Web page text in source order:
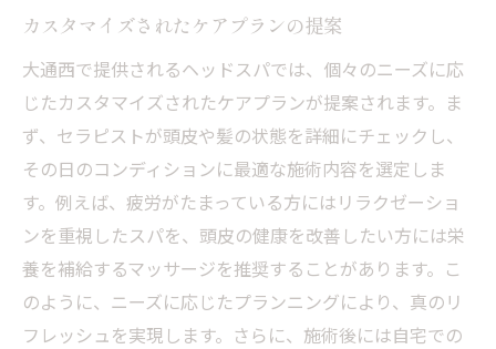
カスタマイズされたケアプランの提案
大通西で提供されるヘッドスパでは、個々のニーズに応
じたカスタマイズされたケアプランが提案されます。ま
ず、セラピストが頭皮や髪の状態を詳細にチェックし、
その日のコンディションに最適な施術内容を選定しま
す。例えば、疲労がたまっている方にはリラクゼーショ
ンを重視したスパを、頭皮の健康を改善したい方には栄
養を補給するマッサージを推奨することがあります。こ
のように、ニーズに応じたプランニングにより、真のリ
フレッシュを実現します。さらに、施術後には自宅での